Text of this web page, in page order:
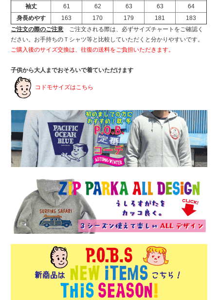
袖丈
61 62 63 63
64
身長めやす
163 170 179 181
183
ご注文の際のご注意 ご注文される際は、必ずサイズチャートをご確認く
ださい。お手持ちのＴシャツ等と比較していただくと分かりやすいです。
ご購入後のサイズ交換は、往復の送料をご負担いただきます。
子供から大人までおそろいで着ていただけます
コドモサイズはこちら